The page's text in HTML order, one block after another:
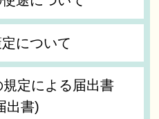
定について
定による届出書
出書)